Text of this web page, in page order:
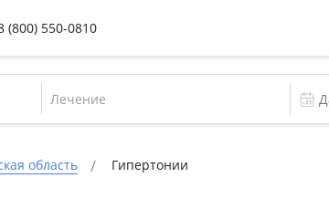
(800) 550-0810
Лечение
область Гипертонии